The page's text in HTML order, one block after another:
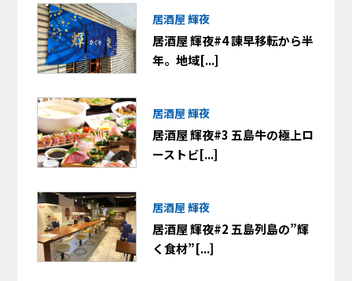
居酒屋 輝夜
居酒屋 輝夜#4 諫早移転から半
年。地域[...]
居酒屋 輝夜
居酒屋 輝夜#3 五島牛の極上ロ
ーストビ[...]
居酒屋 輝夜
居酒屋 輝夜#2 五島列島の”輝
く食材”[...]